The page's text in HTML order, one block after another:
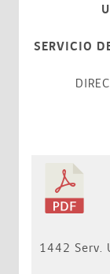
SERVICIO
1442 Serv.